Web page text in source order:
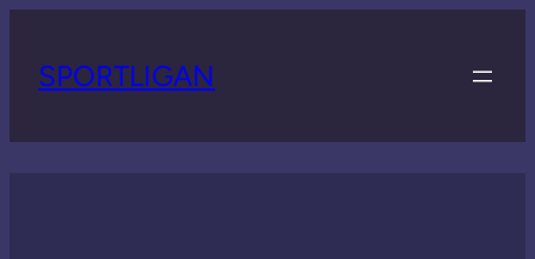
SPORTLIGAN